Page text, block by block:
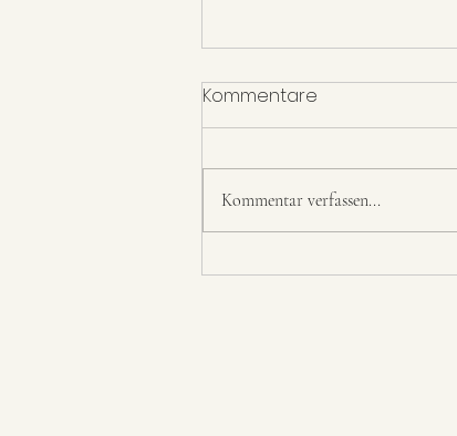
Kartoffel Boote /
Kommentare
Kommentar verfassen...